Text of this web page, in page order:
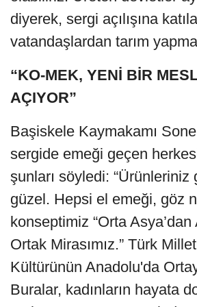
diyerek, sergi açılışına
vatandaşlardan tarım
“KO-MEK, YENİ BİR
AÇIYOR”
Başiskele Kaymakamı
sergide emeği geçen
şunları söyledi: “Ürünleriniz
güzel. Hepsi el emeği, göz
konseptimiz “Orta Asya’dan
Ortak Mirasımız.” Türk
Kültürünün Anadolu'da
Buralar, kadınların hayata